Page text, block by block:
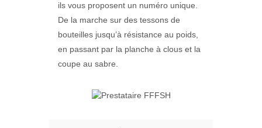
ils vous proposent un numéro unique.
De la marche sur des tessons de
bouteilles jusqu’à résistance au poids,
en passant par la planche à clous et la
coupe au sabre.